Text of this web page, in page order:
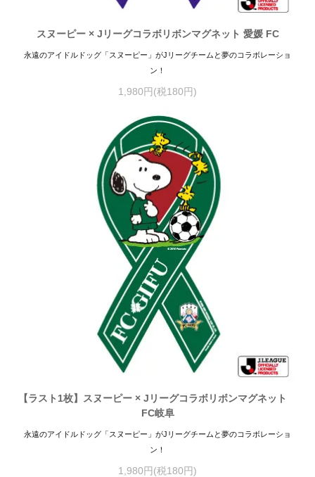
スヌーピー × Jリーグコラボリボンマグネット 愛媛 FC
永遠のアイドルドッグ「スヌーピー」がJリーグチームと夢のコラボレーショ
ン！
1,980円(税180円)
【ラスト1枚】スヌーピー × Jリーグコラボリボンマグネット
FC岐阜
永遠のアイドルドッグ「スヌーピー」がJリーグチームと夢のコラボレーショ
ン！
1,980円(税180円)